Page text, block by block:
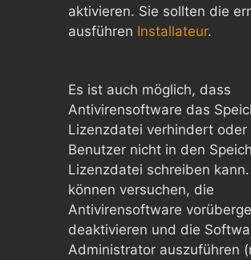
aktivieren. Sie sollten die
ausführen Installateur.
Es ist auch möglich, dass
Antivirensoftware das
Lizenzdatei verhindert
Benutzer nicht in den
Lizenzdatei schreiben kann.
können versuchen, die
Antivirensoftware
deaktivieren und die
Administrator auszuführen